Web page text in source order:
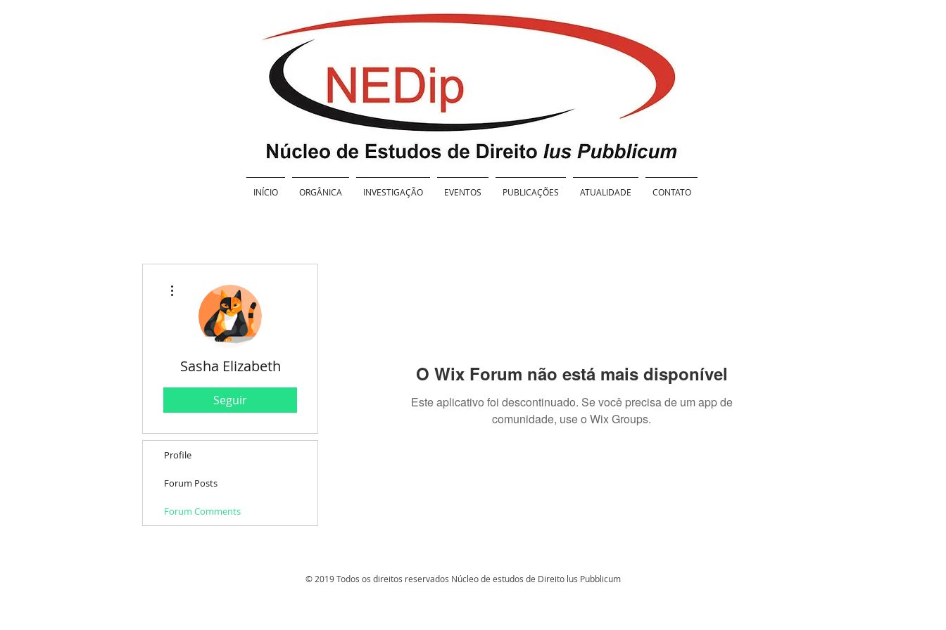
INÍCIO ORGÂNICA INVESTIGAÇÃO EVENTOS PUBLICAÇÕES ATUALIDADE CONTATO
O Wix Forum não está mais disponível
Este aplicativo foi descontinuado. Se você precisa de um app de
comunidade, use o Wix Groups.
Sasha Elizabeth
Seguir
Profile
Forum Posts
Forum Comments
© 2019 Todos os direitos reservados Núcleo de estudos de Direito lus Pubblicum